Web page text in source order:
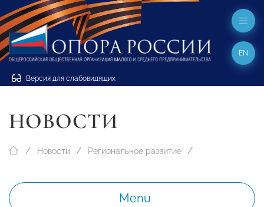
Версия для слабовидящих
EN
НОВОСТИ
Новости Региональное развитие
Menu